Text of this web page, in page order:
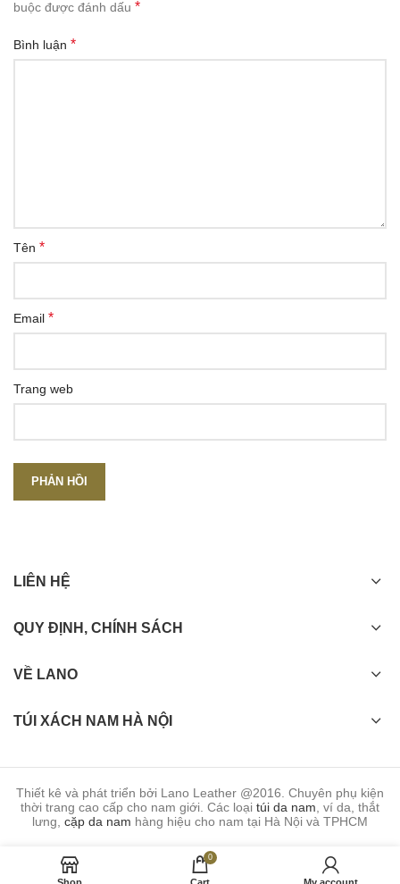
buộc được đánh dấu *
Bình luận *
Tên *
Email *
Trang web
LIÊN HỆ
QUY ĐỊNH, CHÍNH SÁCH
VỀ LANO
TÚI XÁCH NAM HÀ NỘI
Thiết kê và phát triển bởi Lano Leather @2016. Chuyên phụ kiện
thời trang cao cấp cho nam giới. Các loại túi da nam, ví da, thắt
lưng, cặp da nam hàng hiệu cho nam tại Hà Nội và TPHCM
0